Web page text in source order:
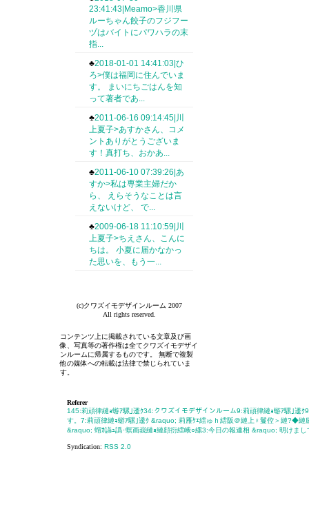
23:41:43|Meamo>香川県
ルーちゃん餃子のフジフー
ヅはバイトにパワハラの末
指...
♣2018-01-01 14:41:03|ひ
ろ>僕は福岡に住んでいま
す。 まいにちごはんを知
って著者であ...
♣2011-06-16 09:14:45|川
上夏子>あすかさん、コメ
ントありがとうございま
す！真打ち、おかあ...
♣2011-06-10 07:39:26|あ
すか>私は専業主婦だか
ら、 えらそうなことは言
えないけど、 で...
♣2009-06-18 11:10:59|川
上夏子>ちえさん、こんに
ちは。 小夏に届かなかっ
た思いを、もう一...
(c)クワズイモデザインルーム 2007
All rights reserved.
コンテンツ上に掲載されている文章及び画
像、写真等の著作権は全てクワズイモデザイ
ンルームに帰属するものです。 無断で複製
他の媒体への転載は法律で禁じられていま
す。
Referer
145:莉頑律縺ｮ蝣ｱ騾｣逶ｸ34:クワズイモデザインルーム9:莉頑律縺ｮ蝣ｱ騾｣逶ｸ
す。 7:莉頑律縺ｮ蝣ｱ騾｣逶ｸ &raquo; 莉雁ｹｴ繧ゅｈ繧阪＠縺上♀鬘倥＞縺?◆縺
&raquo; 蝟ｶ讌ｭ譌･螟画峩縺ｮ縺顔衍繧峨○縲3:今日の報連相 &raquo; 明けまし
Syndication: RSS 2.0